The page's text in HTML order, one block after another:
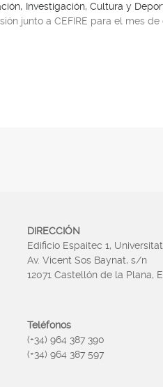
Investigación, Cultura y
junto a CEFIRE para el mes
DIRECCIÓN
Edificio Espaitec 1,
Av. Vicent Sos Baynat, s/n
12071 Castellón de la Plana,
Teléfonos
(+34) 964 387 390
(+34) 964 387 597